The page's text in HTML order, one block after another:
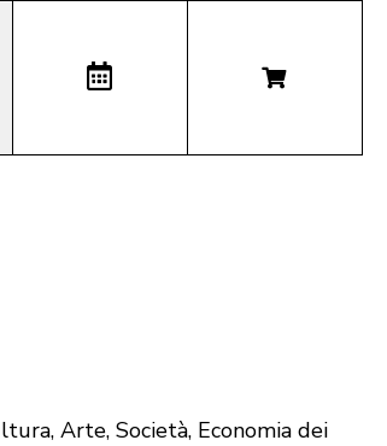
Arte, Società, Economia dei